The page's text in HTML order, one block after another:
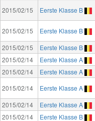
2015/02/15
Eerste Klasse B
2015/02/15
Eerste Klasse B
2015/02/15
Eerste Klasse B
2015/02/14
Eerste Klasse A
2015/02/14
Eerste Klasse A
2015/02/14
Eerste Klasse A
2015/02/14
Eerste Klasse A
2015/02/14
Eerste Klasse B